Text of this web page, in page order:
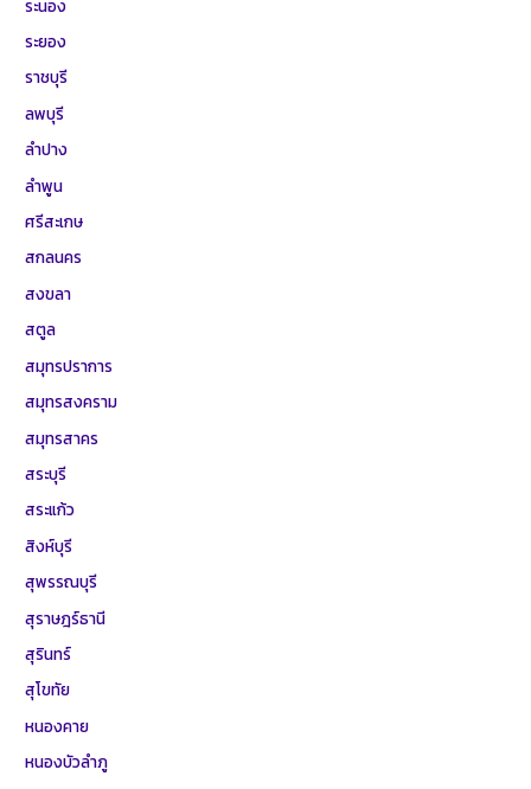
ระนอง
ระยอง
ราชบุรี
ลพบุรี
ลำปาง
ลำพูน
ศรีสะเกษ
สกลนคร
สงขลา
สตูล
สมุทรปราการ
สมุทรสงคราม
สมุทรสาคร
สระบุรี
สระแก้ว
สิงห์บุรี
สุพรรณบุรี
สุราษฎร์ธานี
สุรินทร์
สุโขทัย
หนองคาย
หนองบัวลำภู